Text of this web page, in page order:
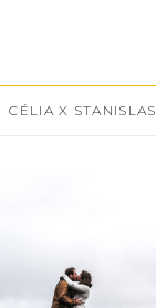
CÉLIA X STANISLAS